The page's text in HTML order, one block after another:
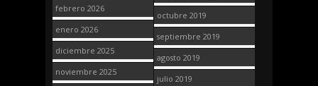
febrero 2026
enero 2026
diciembre 2025
noviembre 2025
octubre 2019
septiembre 2019
agosto 2019
julio 2019